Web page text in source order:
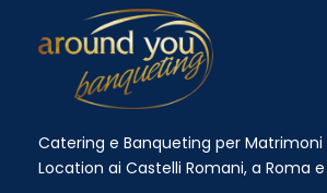
Catering e Banqueting per Matrimoni
Location ai Castelli Romani, a Roma